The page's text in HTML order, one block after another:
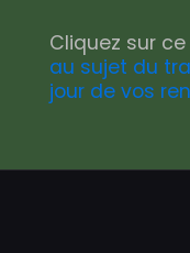
Cliquez sur ce
au sujet du
jour de vos